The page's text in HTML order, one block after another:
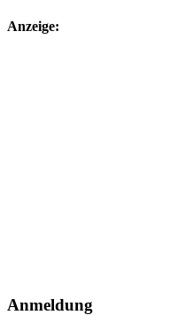
Anzeige:
Anmeldung